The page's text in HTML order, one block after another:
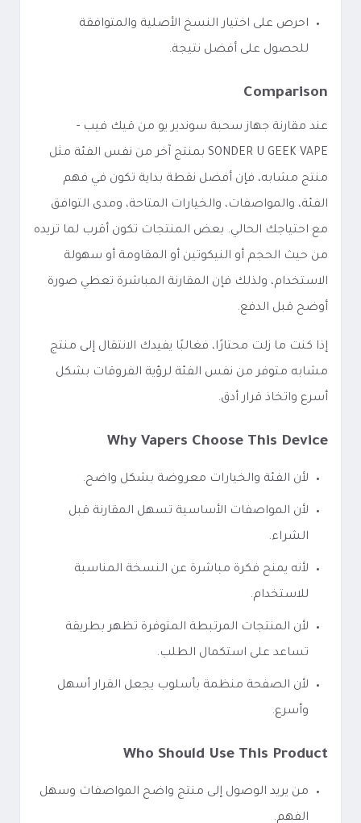
احرص على اختيار النسخ الأصلية والمتوافقة
للحصول على أفضل نتيجة.
Comparison
عند مقارنة جهاز سحبة سوندير يو من قيك فيب -
SONDER U GEEK VAPE بمنتج آخر من نفس الفئة مثل
منتج مشابه، فإن أفضل نقطة بداية تكون في فهم
الفئة، والمواصفات، والخيارات المتاحة، ومدى التوافق
مع احتياجك الحالي. بعض المنتجات تكون أقرب لما تريده
من حيث الحجم أو النيكوتين أو المقاومة أو سهولة
الاستخدام، ولذلك فإن المقارنة المباشرة تعطي صورة
أوضح قبل الدفع.
إذا كنت ما زلت محتارًا، فغالبًا يفيدك الانتقال إلى منتج
مشابه متوفر من نفس الفئة لرؤية الفروقات بشكل
أسرع واتخاذ قرار أدق.
Why Vapers Choose This Device
لأن الفئة والخيارات معروضة بشكل واضح.
لأن المواصفات الأساسية تسهل المقارنة قبل
الشراء.
لأنه يمنح فكرة مباشرة عن النسخة المناسبة
للاستخدام.
لأن المنتجات المرتبطة المتوفرة تظهر بطريقة
تساعد على استكمال الطلب.
لأن الصفحة منظمة بأسلوب يجعل القرار أسهل
وأسرع.
Who Should Use This Product
من يريد الوصول إلى منتج واضح المواصفات وسهل
الفهم.